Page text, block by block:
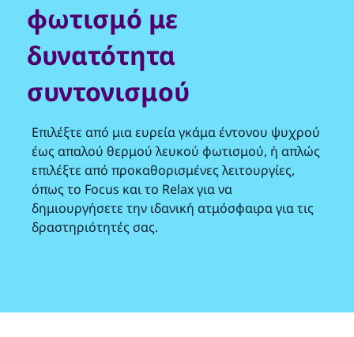
φωτισμό με
δυνατότητα
συντονισμού
Επιλέξτε από μια ευρεία γκάμα έντονου ψυχρού
έως απαλού θερμού λευκού φωτισμού, ή απλώς
επιλέξτε από προκαθορισμένες λειτουργίες,
όπως το Focus και το Relax για να
δημιουργήσετε την ιδανική ατμόσφαιρα για τις
δραστηριότητές σας.